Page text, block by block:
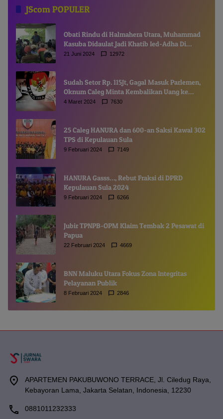
JScom POPULER
Obati Rindu di Halmahera Utara, Muhammad
Kasuba Didaulat Jadi Khatib Ied-Adha Di
Gamsungi
21 Juni 2024 12972
Sudah Setor Rp. 115Jt, Gagal Masuk Parlemen,
Oknum Caleg Minta Kembalikan Uang ke
Komisioner KPUD
4 Maret 2024 7630
25 Caleg HANURA dan 600-an Saksi Kawal 302
TPS di Kepulauan Sula
9 Februari 2024 7149
HANURA Gasss…, Rebut Fraksi di DPRD
Kepulauan Sula 2024
9 Februari 2024 6266
Jubir TPNPB-OPM Klaim Tembak 2 Pesawat di
Papua
22 Februari 2024 4669
BNN Maluku Utara Fokus Zona Integritas
Pelayanan Publik
8 Februari 2024 2846
APARTEMEN PAKUBUWONO TERRACE, Jl. Ciledug Raya,
Kebayoran Lama, Jakarta Selatan, Indonesia, 12230
0881011232333